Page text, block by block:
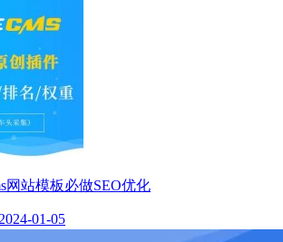
网站模板必做SEO优化
2024-01-05